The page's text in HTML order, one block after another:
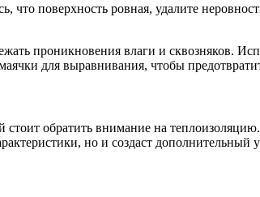
что поверхность ровная, удалите
проникновения влаги и сквозняков.
для выравнивания, чтобы
обратить внимание на
но и создаст дополнительный